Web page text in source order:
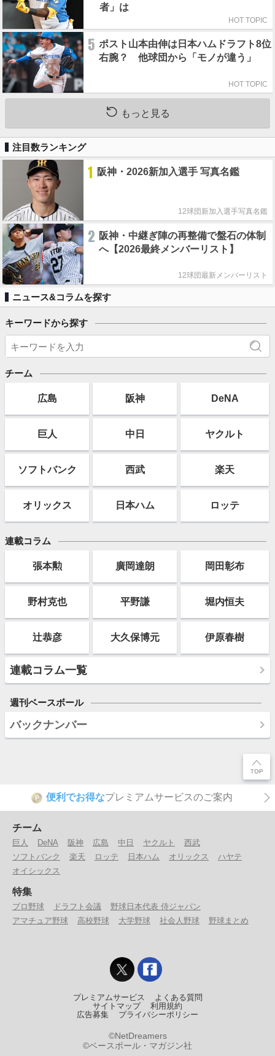
者」は
HOT TOPIC
5 ポスト山本由伸は日本ハムドラフト8位
右腕？ 他球団から「モノが違う」
HOT TOPIC
もっと見る
注目数ランキング
1 阪神・2026新加入選手 写真名鑑
12球団新加入選手写真名鑑
2 阪神・中継ぎ陣の再整備で盤石の体制
へ【2026最終メンバーリスト】
12球団最新メンバーリスト
ニュース&コラムを探す
キーワードから探す
チーム
広島 阪神 DeNA
巨人 中日 ヤクルト
ソフトバンク 西武 楽天
オリックス 日本ハム ロッテ
連載コラム
張本勲 廣岡達朗 岡田彰布
野村克也 平野謙 堀内恒夫
辻恭彦 大久保博元 伊原春樹
連載コラム一覧
週刊ベースボール
バックナンバー
P 便利でお得なプレミアムサービスのご案内
チーム
巨人 DeNA 阪神 広島 中日 ヤクルト
西武
ソフトバンク
楽天 ロッテ 日本ハム オリックス
ハヤテ
オイシックス
特集
プロ野球 ドラフト会議
野球日本代表 侍ジャパン
アマチュア野球
高校野球 大学野球 社会人野球 野球まとめ
プレミアムサービス
よくある質問
サイトマップ
利用規約
広告募集
プライバシーポリシー
©NetDreamers
©ベースボール・マガジン社